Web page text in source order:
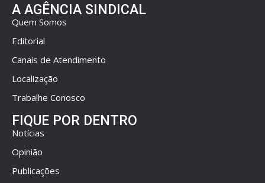
A AGÊNCIA SINDICAL
Quem Somos
Editorial
Canais de Atendimento
Localização
Trabalhe Conosco
FIQUE POR DENTRO
Notícias
Opinião
Publicações